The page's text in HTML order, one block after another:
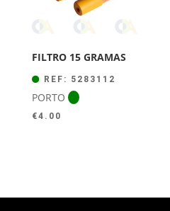
FILTRO 15 GRAMAS
REF: 5283112
PORTO
€4.00